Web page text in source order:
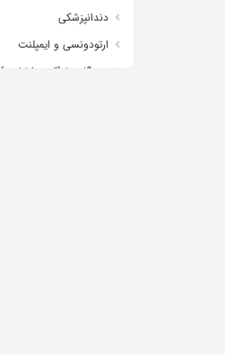
دندانپزشکی
ارتودونسی و ایمپلنت
دستگاه ها (قند وفشارو..)